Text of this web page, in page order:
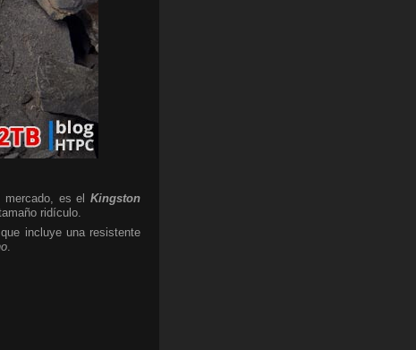
mercado, es el Kingston
ridículo.
incluye una resistente
.